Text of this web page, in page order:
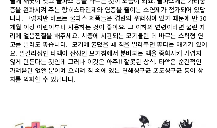
증을 완화시켜 주는 항히스타민제와 염증을 줄이는 소염제가 첨가되어 있답
니다. 그렇지만 바르는 물파스 제품들은 경련의 위험성이 있기 때문에 만 30
개월 이상 어린이부터 사용하는 것이 좋아요. 그 이하의 연령이라면 물린 자
리에 얼음찜질을 해주세요. 시중에 시판되는 모기물린 데 바르는 스틱형 연
고를 발라도 좋습니다. 모기에 물렸을 때 침을 발라주면 좋다는 얘기가 있어
요. 알칼리성인 타액이 산성인 모기침에서 분비되는 액을 중화시켜 가렵지
않게 만든다는 것인데 그러나 이것은 아주!! 잘못된 상식. 타액은 순간적인
가려움만 없앨 뿐이며 오히려 침 속에 있는 연쇄상구균 포도상구균 등이 상
처를 악화할 수 있답니다.